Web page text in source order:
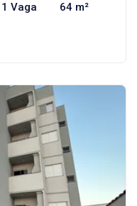
1 Vaga 64 m²